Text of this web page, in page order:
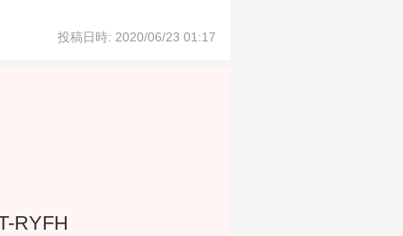
投稿日時: 2020/06/23 01:17
RYFH